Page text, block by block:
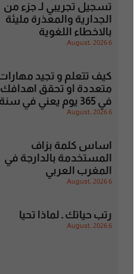
تسجيل تجريبي لـ جزء من
الجدارية والمعذرة مليئة
بالاخطاء اللغوية
6 August، 2026
كيف تتعلم و تجيد مهارات
متعددة او تحقق اهدافك
في 365 يوم يعني في سنة
6 August، 2026
اساس كلمة بزاف
المستخدمة بالدارجة في
المغرب العربي
6 August، 2026
رتب حياتك ـ لماذا تحيا
6 August، 2026